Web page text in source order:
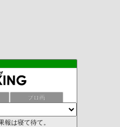
ブロ画
報は寝て待て。